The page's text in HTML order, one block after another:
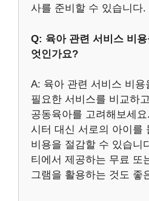
사를 준비할 수 있습니다.
Q: 육아 관련 서비스 비
엇인가요?
A: 육아 관련 서비스 비용
필요한 서비스를 비교하
공동육아를 고려해보세
시터 대신 서로의 아이를
비용을 절감할 수 있습니
티에서 제공하는 무료 또
그램을 활용하는 것도 좋